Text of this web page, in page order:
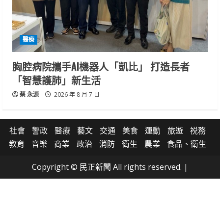
醫療
胸腔病院攜手AI機器人「凱比」 打造長者
「智慧護肺」新生活
蔡 永源 2026 年 8 月 7 日
社會 警政 醫療 藝文 交通 美食 運動 旅遊
祱務
教育
音樂 商業 政治 消防 衛生 農業 食品、衛生
Copyright © 民正新聞 All rights reserved. |